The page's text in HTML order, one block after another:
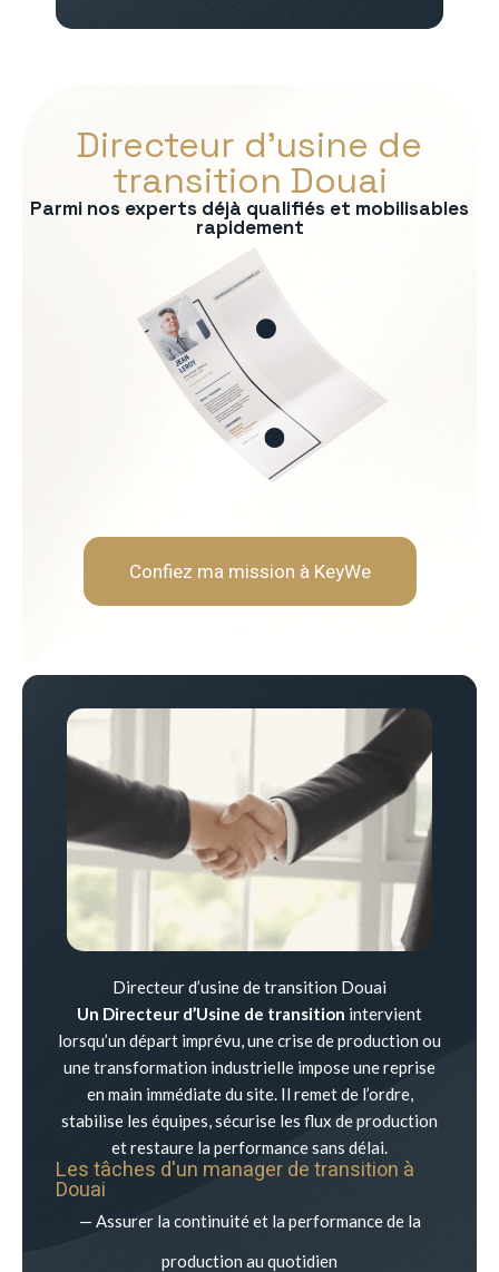
Directeur d’usine de
transition Douai
Parmi nos experts déjà qualifiés et mobilisables
rapidement
Soft Skills recherchées :
Autorité naturelle et
Réactivité et sens des
Rigueur et orienté
Confiez ma mission à KeyWe
Directeur d’usine de transition Douai
Un Directeur d’Usine de transition intervient
lorsqu’un départ imprévu, une crise de production ou
une transformation industrielle impose une reprise
en main immédiate du site. Il remet de l’ordre,
stabilise les équipes, sécurise les flux de production
et restaure la performance sans délai.
Les tâches d'un manager de transition à
Douai
— Assurer la continuité et la performance de la
production au quotidien